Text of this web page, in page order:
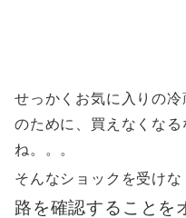
せっかくお気に入りの
のために、買えなくな
ね。。。
そんなショックを受けな
路を確認することを